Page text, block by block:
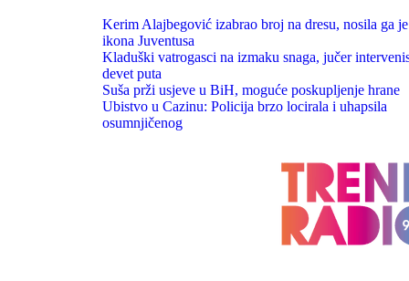
Kerim Alajbegović izabrao broj na dresu, nosila ga je
ikona Juventusa
Kladuški vatrogasci na izmaku snaga, jučer
devet puta
Suša prži usjeve u BiH, moguće poskupljenje hrane
Ubistvo u Cazinu: Policija brzo locirala i uhapsila
osumnjičenog